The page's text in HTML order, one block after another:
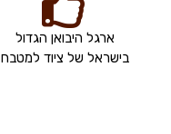
ארגל היבואן הגדול
בישראל של ציוד למטבח